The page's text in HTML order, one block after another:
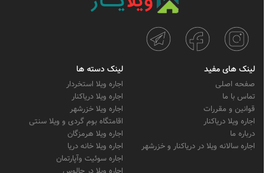
لینک های مفید
صفحه اصلی
تماس با ما
قوانین و مقررات
اجاره ویلا دریاکنار
درباره ما
اجاره سالانه ویلا در دریاکنار و خزرشهر
لینک دسته ها
اجاره ویلا استخردار
اجاره ویلا دریاکنار
اجاره ویلا خزرشهر
اقامتگاه بوم گردی و ویلا سنتی
اجاره ویلا هرمزگان
اجاره ویلا خانه دریا
اجاره سوئیت وآپارتمان